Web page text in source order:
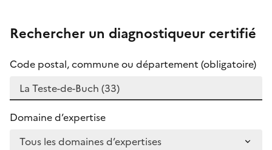
Rechercher un diagnostiqueur certifié
Code postal, commune ou département (obligatoire)
Domaine d’expertise